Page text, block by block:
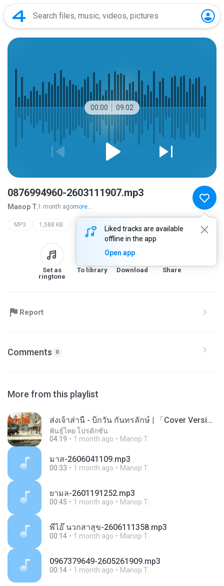
00:00 09:02
Liked tracks are available
offline in the app
Open app
0876994960-2603111907.mp3
Manop T.1 month agomore...
MP3 1,588 KB
Set as
ringtone
To library Download Share
Report
Comments 0
More from this playlist
ส่งเจ้าส่ํานี้ - บิ๊กวัน กันทรลักษ์ | 「Cover Version」
พันธุ์ไทย โปรดักชั่น
04:19
1 month ago Manop T.
มาส-2606041109.mp3
00:33 1 month ago Manop T.
ยามล-2601191252.mp3
00:45 1 month ago Manop T.
พี่ไอ๊ นวกสาสุข-2606111358.mp3
00:14 1 month ago Manop T.
0967379649-2605261909.mp3
00:14 1 month ago Manop T.